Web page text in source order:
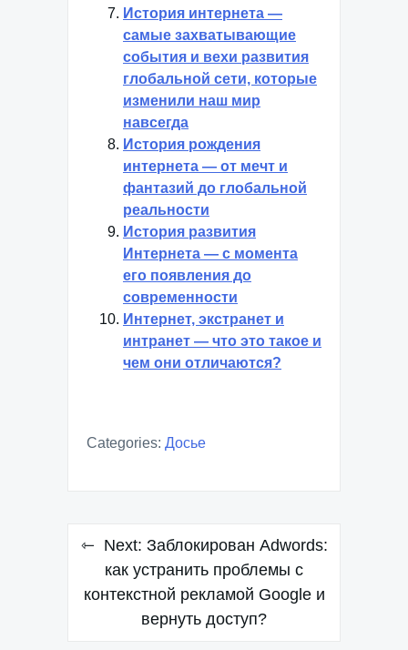
История интернета —
самые захватывающие
события и вехи развития
глобальной сети, которые
изменили наш мир
навсегда
История рождения
интернета — от мечт и
фантазий до глобальной
реальности
История развития
Интернета — с момента
его появления до
современности
Интернет, экстранет и
интранет — что это такое и
чем они отличаются?
Categories: Досье
Навигация
записям
Next: Заблокирован Adwords:
как устранить проблемы с
контекстной рекламой Google и
вернуть доступ?